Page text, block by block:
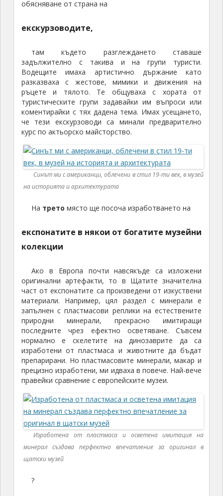
обясняване от страна на
екскурзоводите,
там където разглеждането ставаше
задължително с такива и на групи туристи.
Водещите имаха артистично държание като
разказваха с жестове, мимики и движения на
ръцете и тялото. Те общуваха с хората от
туристическите групи задавайки им въпроси или
коментирайки с тях дадена тема. Имах усещането,
че тези екскурзоводи са минали предварително
курс по актьорско майсторство.
Синът ми с американци, облечени в стил 19-ти век, в музей
на историята и архитектурата
На трето място ще посоча изработването на
експонатите в някои от богатите музейни
колекции
Ако в Европа почти навсякъде са изложени
оригинални артефакти, то в Щатите значителна
част от експонатите са произведени от изкуствени
материали. Например, цял раздел с минерали е
запълнен с пластмасови реплики на естествените
природни минерали, прекрасно имитиращи
последните чрез ефектно осветяване. Съвсем
нормално е скелетите на динозаврите да са
изработени от пластмаса и животните да бъдат
препарирани. Но пластмасовите минерали, макар и
прецизно изработени, ми идваха в повече. Най-вече
правейки сравнение с европейските музеи.
Изработена от пластмаса и осветена имитация на
минерал създава перфектно впечатление за оригинал в
щатски музей
?